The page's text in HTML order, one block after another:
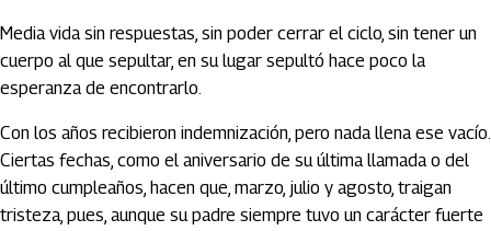
Media vida sin respuestas, sin poder cerrar el ciclo, sin tener un
cuerpo al que sepultar, en su lugar sepultó hace poco la
esperanza de encontrarlo.
Con los años recibieron indemnización, pero nada llena ese vacío.
Ciertas fechas, como el aniversario de su última llamada o del
último cumpleaños, hacen que, marzo, julio y agosto, traigan
tristeza, pues, aunque su padre siempre tuvo un carácter fuerte